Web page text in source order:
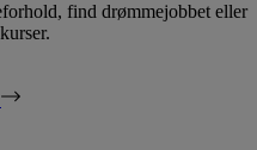
find drømmejobbet eller